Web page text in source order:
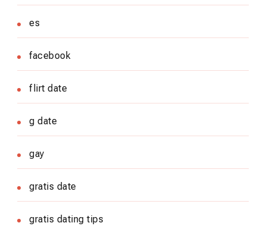
es
facebook
flirt date
g date
gay
gratis date
gratis dating tips